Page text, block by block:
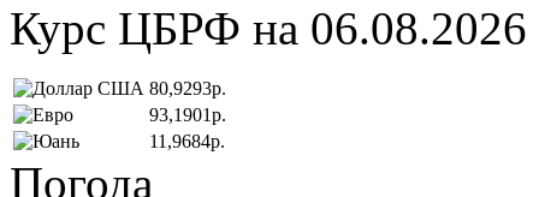
Курс ЦБРФ на 06.08.2026
80,9293р.
93,1901р.
11,9684р.
Погода